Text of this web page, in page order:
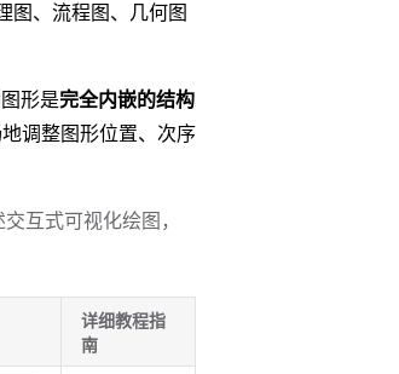
图、流程图、几何图
形是完全内嵌的结构
调整图形位置、次序
互式可视化绘图，
详细教程指
南